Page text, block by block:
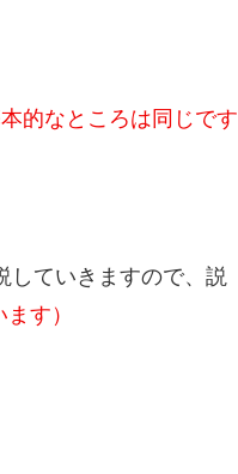
的なところは同じです
していきますので、説
す）